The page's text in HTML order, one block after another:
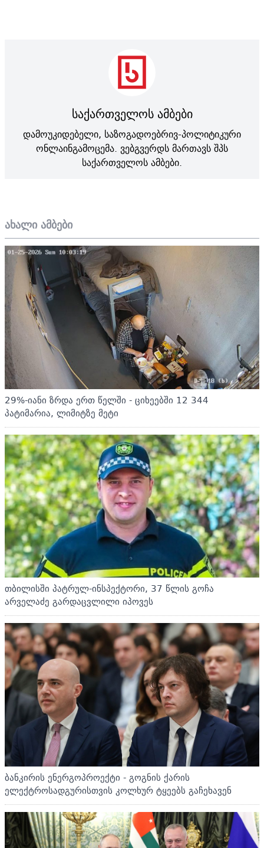
ახალი ამბები
29%-იანი ზრდა ერთ წელში - ციხეებში 12 344
პატიმარია, ლიმიტზე მეტი
თბილისში პატრულ-ინსპექტორი, 37 წლის გოჩა
არველაძე გარდაცვლილი იპოვეს
ბანკირის ენერგოპროექტი - გოგნის ქარის
ელექტროსადგურისთვის კოლხურ ტყეებს გაჩეხავენ
საქართველოს ამბები
დამოუკიდებელი, საზოგადოებრივ-პოლიტიკური
ონლაინგამოცემა. ვებგვერდს მართავს შპს
საქართველოს ამბები.